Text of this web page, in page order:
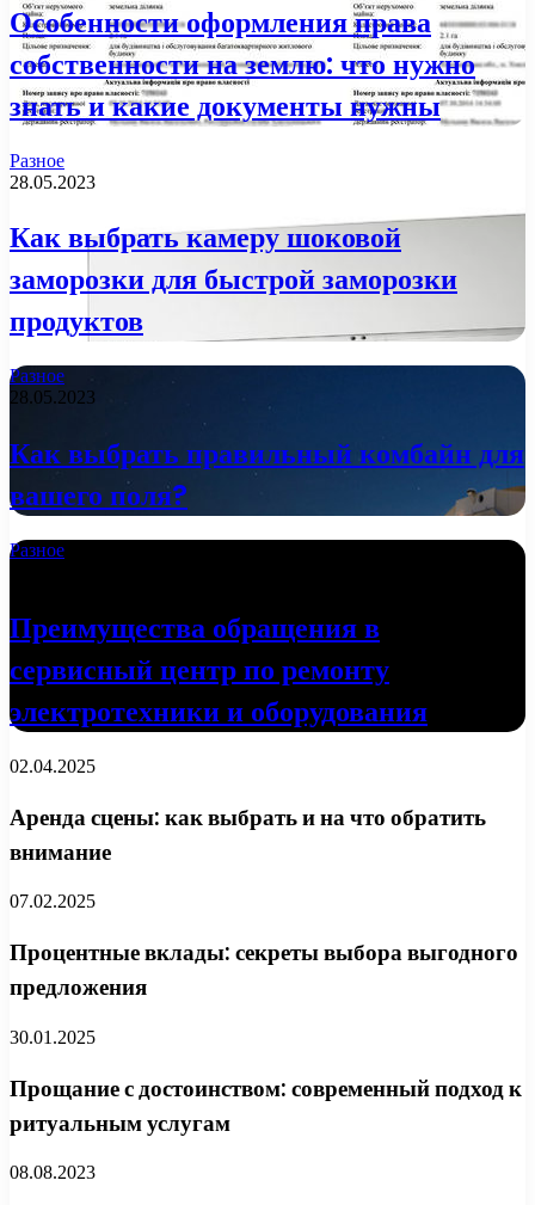
Особенности оформления права
собственности на землю: что нужно
знать и какие документы нужны
Разное
28.05.2023
Как выбрать камеру шоковой
заморозки для быстрой заморозки
продуктов
Разное
28.05.2023
Как выбрать правильный комбайн для
вашего поля?
Разное
Преимущества обращения в
сервисный центр по ремонту
электротехники и оборудования
02.04.2025
Аренда сцены: как выбрать и на что обратить
внимание
07.02.2025
Процентные вклады: секреты выбора выгодного
предложения
30.01.2025
Прощание с достоинством: современный подход к
ритуальным услугам
08.08.2023